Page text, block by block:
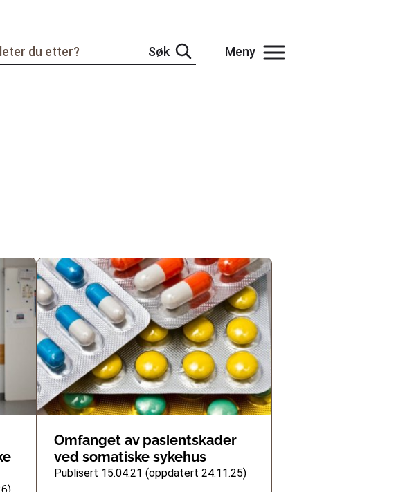
Søk Meny
Omfanget av pasientskader
ved somatiske sykehus
Publisert 15.04.21 (oppdatert 24.11.25)